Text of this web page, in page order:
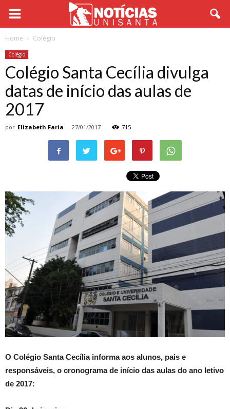
Home Colégio
Colégio
Colégio Santa Cecília divulga
datas de início das aulas de
2017
por Elizabeth Faria - 27/01/2017 715
O Colégio Santa Cecília informa aos alunos, pais e
responsáveis, o cronograma de início das aulas do ano letivo
de 2017: